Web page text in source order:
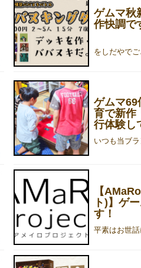
ゲムマ秋
作快調で
ゲムマ69
育で新作
行体験し
【
ト)】ゲ
す！